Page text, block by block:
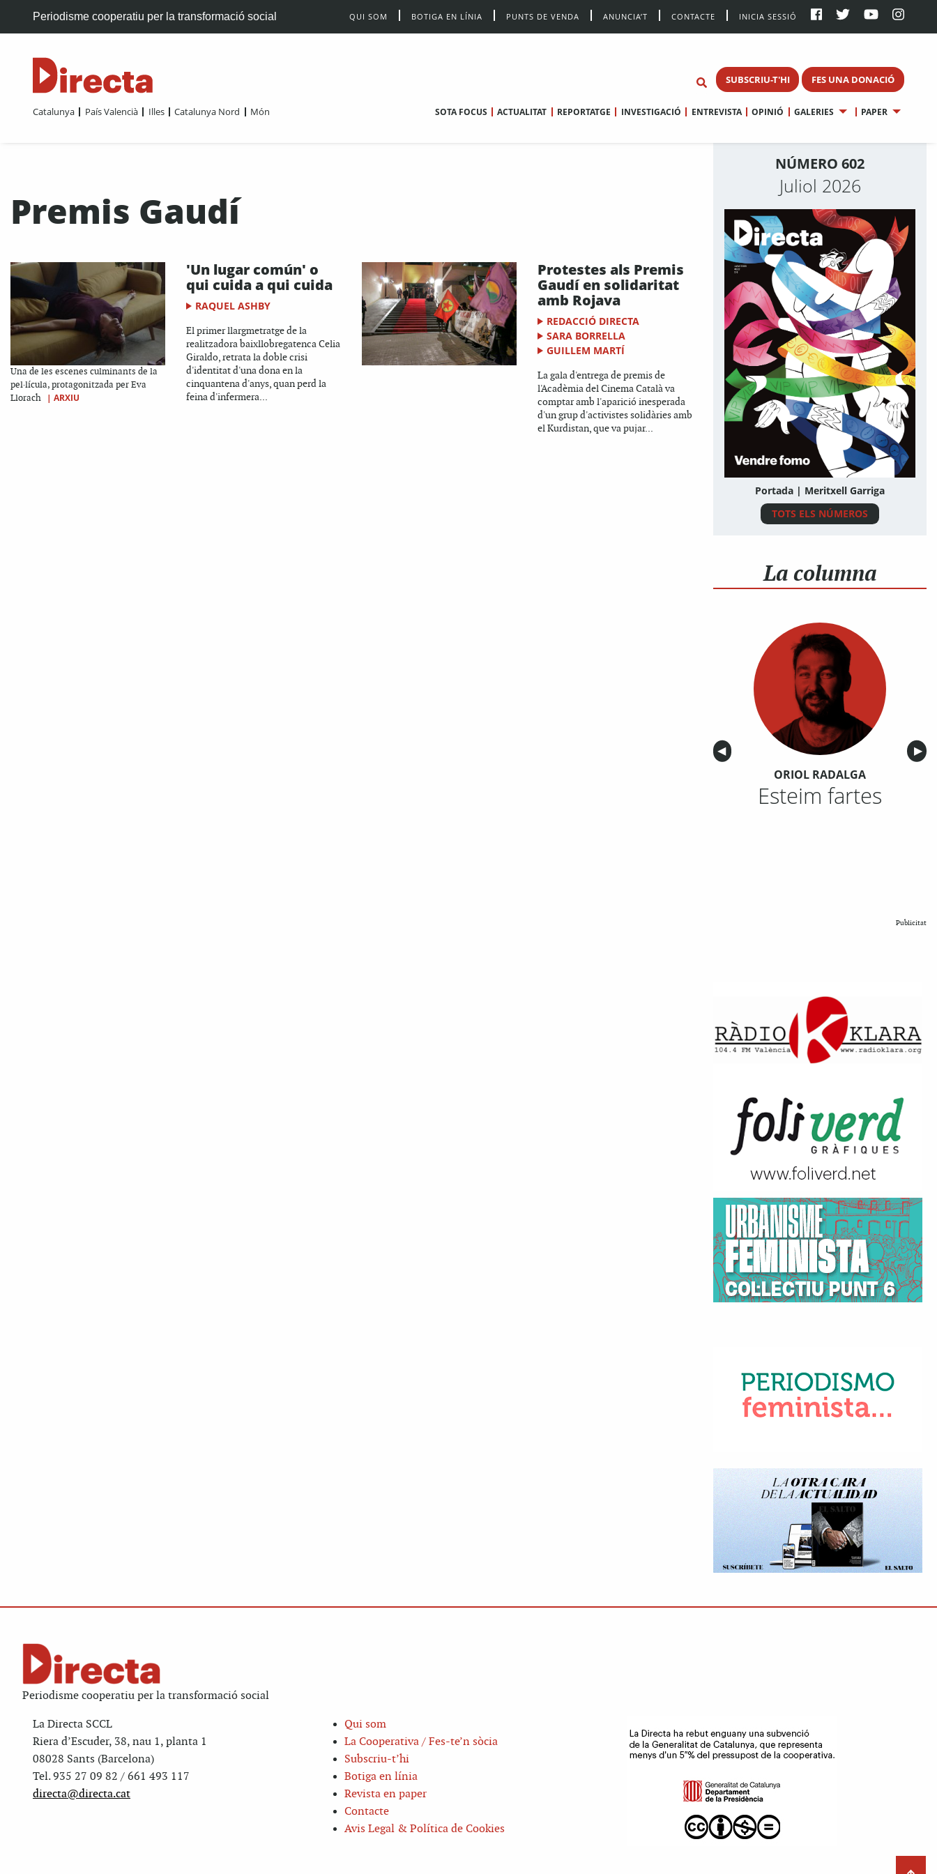
Periodisme cooperatiu per la transformació social QUI SOM BOTIGA EN LÍNIA PUNTS DE VENDA ANUNCIA’T CONTACTE INICIA SESSIÓ
SUBSCRIU-T'HI FES UNA DONACIÓ
Catalunya País Valencià Illes Catalunya Nord Món SOTA FOCUS ACTUALITAT REPORTATGE INVESTIGACIÓ ENTREVISTA OPINIÓ GALERIES PAPER
Premis Gaudí
Una de les escenes culminants de la
pel·lícula, protagonitzada per Eva
Llorach
| ARXIU
'Un lugar común' o
qui cuida a qui cuida
RAQUEL ASHBY
El primer llargmetratge de la
realitzadora baixllobregatenca Celia
Giraldo, retrata la doble crisi
d'identitat d'una dona en la
cinquantena d'anys, quan perd la
feina d'infermera...
Protestes als Premis
Gaudí en solidaritat
amb Rojava
REDACCIÓ DIRECTA
SARA BORRELLA
GUILLEM MARTÍ
La gala d'entrega de premis de
l'Acadèmia del Cinema Català va
comptar amb l'aparició inesperada
d'un grup d'activistes solidàries amb
el Kurdistan, que va pujar...
NÚMERO 602
Juliol 2026
Portada | Meritxell Garriga
TOTS ELS NÚMEROS
La columna
Anterior
◀︎ ▶︎
ORIOL RADALGA
Esteim fartes
Publicitat
Periodisme cooperatiu per la transformació social
La Directa SCCL
Riera d’Escuder, 38, nau 1, planta 1
08028 Sants (Barcelona)
Tel. 935 27 09 82 / 661 493 117
directa@directa.cat
Qui som
La Cooperativa / Fes-te’n sòcia
Subscriu-t’hi
Botiga en línia
Revista en paper
Contacte
Avis Legal & Política de Cookies